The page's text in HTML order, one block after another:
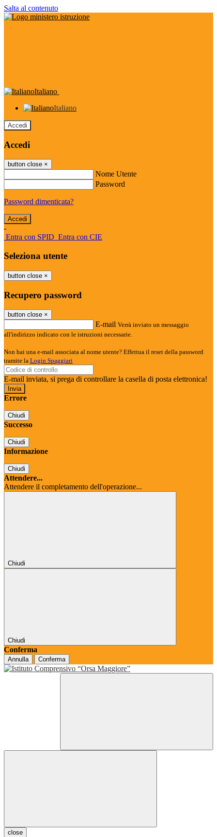
Salta al contenuto
Italiano
Italiano
Accedi
Accedi
button close ×
Nome Utente
Password
Password dimenticata?
-
Entra con SPID Entra con CIE
Seleziona utente
button close ×
Recupero password
button close ×
E-mail Verrà inviato un messaggio
all'indirizzo indicato con le istruzioni necessarie.
Non hai una e-mail associata al nome utente? Effettua il reset della password
tramite la Login Spaggiari
E-mail inviata, si prega di controllare la casella di posta elettronica!
Errore
Chiudi
Successo
Chiudi
Informazione
Chiudi
Attendere...
Attendere il completamento dell'operazione...
Chiudi
Chiudi
Conferma
Annulla Conferma
close